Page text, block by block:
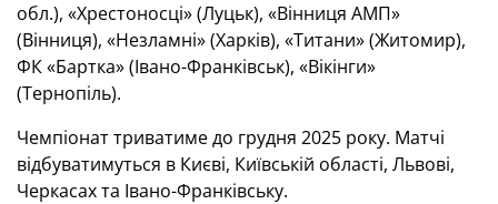
обл.), «Хрестоносці» (Луцьк), «Вінниця АМП»
(Вінниця), «Незламні» (Харків), «Титани» (Житомир),
ФК «Бартка» (Івано-Франківськ), «Вікінги»
(Тернопіль).
Чемпіонат триватиме до грудня 2025 року. Матчі
відбуватимуться в Києві, Київській області, Львові,
Черкасах та Івано-Франківську.